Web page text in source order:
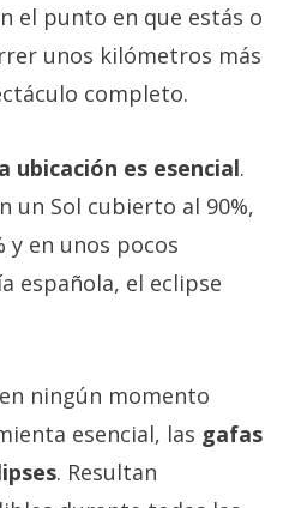
el punto en que estás o
unos kilómetros más
completo.
ubicación es esencial.
un Sol cubierto al 90%,
y en unos pocos
española, el eclipse
ningún momento
esencial, las gafas
. Resultan